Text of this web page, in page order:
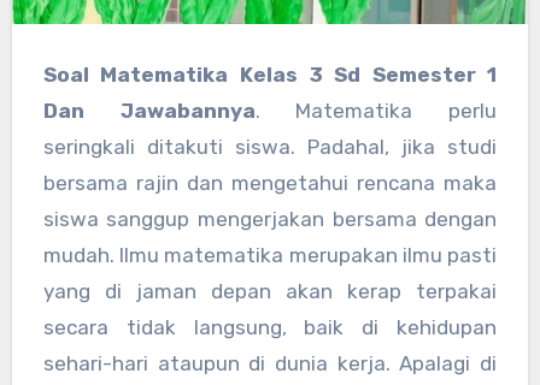
Soal Matematika Kelas 3 Sd Semester 1
Dan Jawabannya. Matematika perlu
seringkali ditakuti siswa. Padahal, jika studi
bersama rajin dan mengetahui rencana maka
siswa sanggup mengerjakan bersama dengan
mudah. Ilmu matematika merupakan ilmu pasti
yang di jaman depan akan kerap terpakai
secara tidak langsung, baik di kehidupan
sehari-hari ataupun di dunia kerja. Apalagi di